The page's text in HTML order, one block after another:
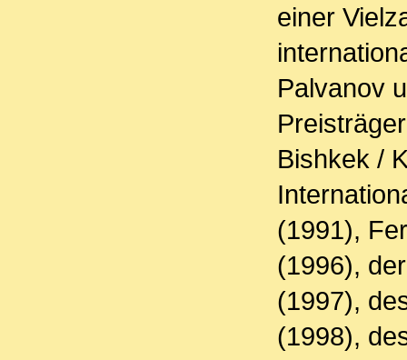
einer
Palvanov
Bishkek /
(1991),
(1996),
(1997),
(1998),